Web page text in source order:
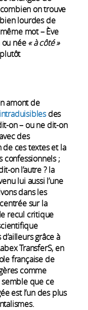
on trouve
lourdes de
mot – Ève
ou née« à côté »
amont de
intraduisiblesdes
on – ou ne dit-on
des
ces textes et la
confessionnels ;
on l’autre ? la
lui aussi l’une
dans les
sur la
recul critique
grâce à
TransferS, en
française de
comme
semble que ce
est l’un des plus